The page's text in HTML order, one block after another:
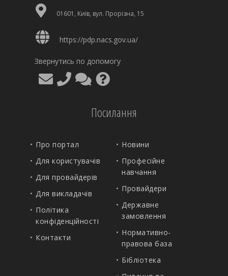
01601, Київ, вул. Прорізна, 15
https://pdp.nacs.gov.ua/
Звернутись по допомогу
Посилання
Про портал
Для користувачів
Для провайдерів
Для викладачів
Політика
конфіденційності
Контакти
Новини
Професійне
навчання
Провайдери
Державне
замовлення
Нормативно-
правова база
Бібліотека